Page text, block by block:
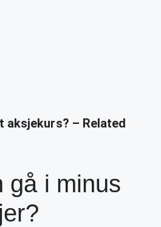
aksjekurs? – Related
gå i minus